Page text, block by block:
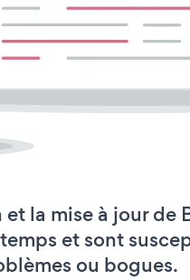
la mise à jour de
et sont
ou bogues.